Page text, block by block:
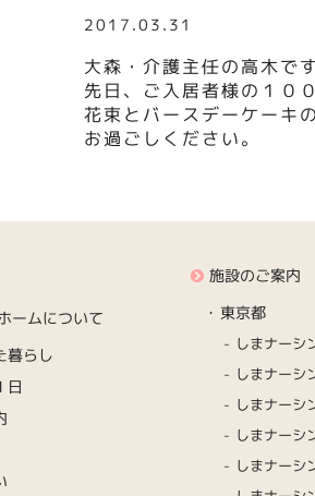
2017.03.31
大森・介護主任の高木です
先日、ご入居者様の１０
花束とバースデーケーキ
お過ごしください。
ームについて
暮らし
日
施設のご案内
東京都
しまナーシ
しまナーシ
しまナーシ
しまナーシ
しまナーシ